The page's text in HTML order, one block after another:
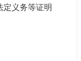
定义务等证明